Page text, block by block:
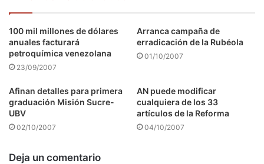
100 mil millones de dólares
anuales facturará
petroquímica venezolana
23/09/2007
Arranca campaña de
erradicación de la Rubéola
01/10/2007
Afinan detalles para primera
graduación Misión Sucre-
UBV
02/10/2007
AN puede modificar
cualquiera de los 33
artículos de la Reforma
04/10/2007
Deja un comentario